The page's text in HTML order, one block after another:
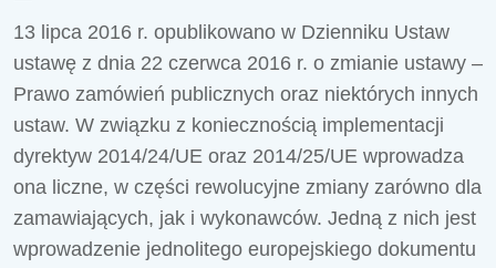
13 lipca 2016 r. opublikowano w Dzienniku Ustaw
ustawę z dnia 22 czerwca 2016 r. o zmianie ustawy –
Prawo zamówień publicznych oraz niektórych innych
ustaw. W związku z koniecznością implementacji
dyrektyw 2014/24/UE oraz 2014/25/UE wprowadza
ona liczne, w części rewolucyjne zmiany zarówno dla
zamawiających, jak i wykonawców. Jedną z nich jest
wprowadzenie jednolitego europejskiego dokumentu